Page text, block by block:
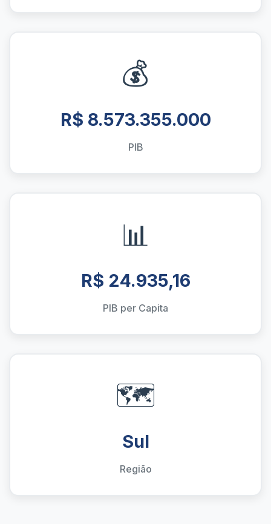
💰
R$ 8.573.355.000
PIB
📊
R$ 24.935,16
PIB per Capita
🗺️
Sul
Região